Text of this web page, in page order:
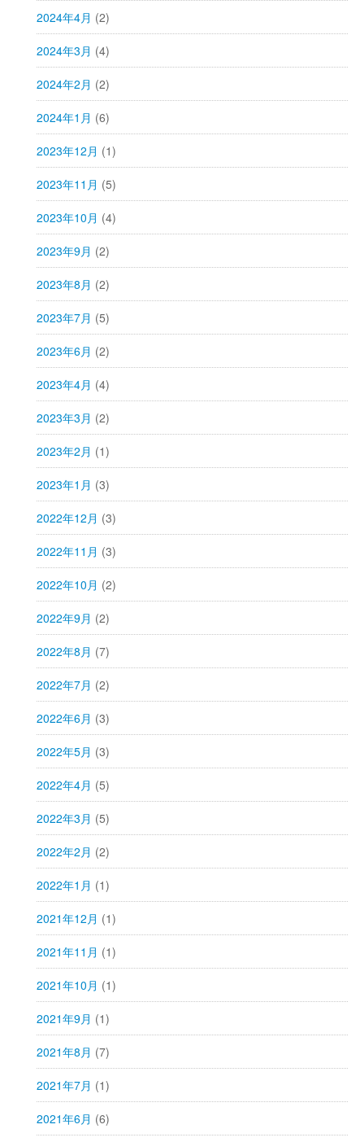
2024年4月 (2)
2024年3月 (4)
2024年2月 (2)
2024年1月 (6)
2023年12月 (1)
2023年11月 (5)
2023年10月 (4)
2023年9月 (2)
2023年8月 (2)
2023年7月 (5)
2023年6月 (2)
2023年4月 (4)
2023年3月 (2)
2023年2月 (1)
2023年1月 (3)
2022年12月 (3)
2022年11月 (3)
2022年10月 (2)
2022年9月 (2)
2022年8月 (7)
2022年7月 (2)
2022年6月 (3)
2022年5月 (3)
2022年4月 (5)
2022年3月 (5)
2022年2月 (2)
2022年1月 (1)
2021年12月 (1)
2021年11月 (1)
2021年10月 (1)
2021年9月 (1)
2021年8月 (7)
2021年7月 (1)
2021年6月 (6)